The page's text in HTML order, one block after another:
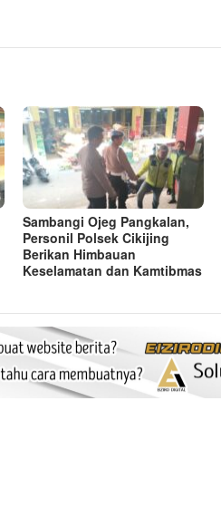
Sambangi Ojeg Pangkalan,
Personil Polsek Cikijing
Berikan Himbauan
Keselamatan dan Kamtibmas